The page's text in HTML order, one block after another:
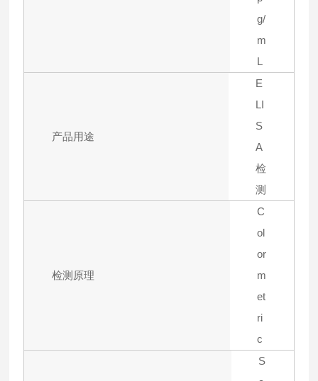
g/
m
L
产品用途
E
LI
S
A
检
测
检测原理
C
ol
or
m
et
ri
c
S